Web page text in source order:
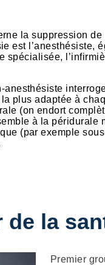
la suppression
est l’anesthésiste,
plus adaptée à
(on endort
à la péridurale
(par exemple
de la
Description
Premier